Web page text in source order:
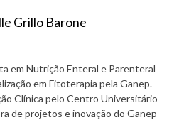
Grillo Barone
em Nutrição Enteral e Parenteral
em Fitoterapia pela Ganep.
Clínica pelo Centro Universitário
de projetos e inovação do Ganep